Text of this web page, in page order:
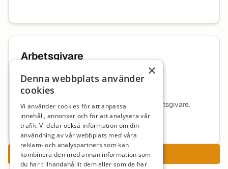
Arbetsgivare
Cedergrenska AB
Ingen beskrivning tillgänglig för denna arbetsgivare.
Mer information om arbetsgivaren
Ansök nu
×
Denna webbplats använder
cookies
Vi använder cookies för att anpassa
innehåll, annonser och för att analysera vår
trafik. Vi delar också information om din
användning av vår webbplats med våra
reklam- och analyspartners som kan
kombinera den med annan information som
du har tillhandahållit dem eller som de har